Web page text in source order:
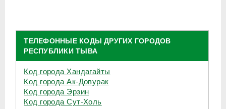
ТЕЛЕФОННЫЕ КОДЫ ДРУГИХ ГОРОДОВ
РЕСПУБЛИКИ ТЫВА
Код города Хандагайты
Код города Ак-Довурак
Код города Эрзин
Код города Сут-Холь